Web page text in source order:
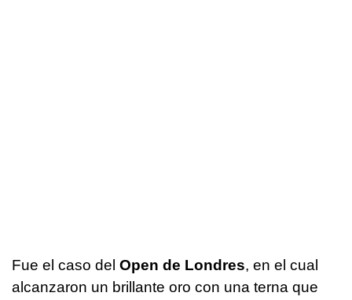
Fue el caso del Open de Londres, en el cual
alcanzaron un brillante oro con una terna que